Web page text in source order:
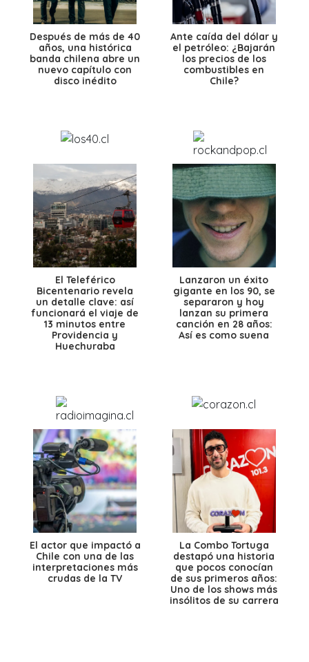
Después de más de 40
años, una histórica
banda chilena abre un
nuevo capítulo con
disco inédito
Ante caída del dólar y
el petróleo: ¿Bajarán
los precios de los
combustibles en
Chile?
El Teleférico
Bicentenario revela
un detalle clave: así
funcionará el viaje de
13 minutos entre
Providencia y
Huechuraba
Lanzaron un éxito
gigante en los 90, se
separaron y hoy
lanzan su primera
canción en 28 años:
Así es como suena
El actor que impactó a
Chile con una de las
interpretaciones más
crudas de la TV
La Combo Tortuga
destapó una historia
que pocos conocían
de sus primeros años:
Uno de los shows más
insólitos de su carrera